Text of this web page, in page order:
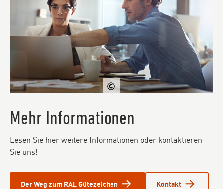
iStockphoto/gradyreese
Mehr Informationen
Lesen Sie hier weitere Informationen oder kontaktieren
Sie uns!
Der Weg zum RAL Gütezeichen Kontakt